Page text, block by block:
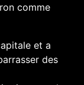
comme
et a
des